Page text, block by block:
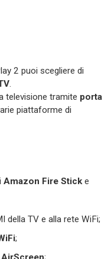
2 puoi scegliere di
.
televisione tramite porta
piattaforme di
Amazon Fire Sticke
della TV e alla rete WiFi;
;